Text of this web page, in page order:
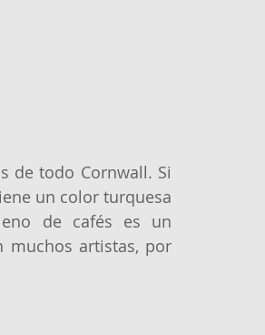
de todo Cornwall. Si
un color turquesa
de cafés es un
muchos artistas, por